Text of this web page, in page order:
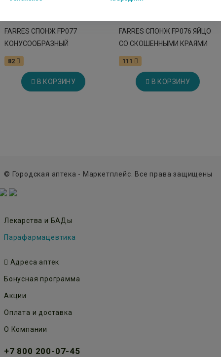
FARRES СПОНЖ FP077
КОНУСООБРАЗНЫЙ
82
В КОРЗИНУ
FARRES СПОНЖ FP076 ЯЙЦО
СО СКОШЕННЫМИ КРАЯМИ
111
В КОРЗИНУ
© Городская аптека - Маркетплейс. Все права защищены
Лекарства и БАДы
Парафармацевтика
Адреса аптек
Бонусная программа
Акции
Оплата и доставка
О Компании
+7 800 200-07-45